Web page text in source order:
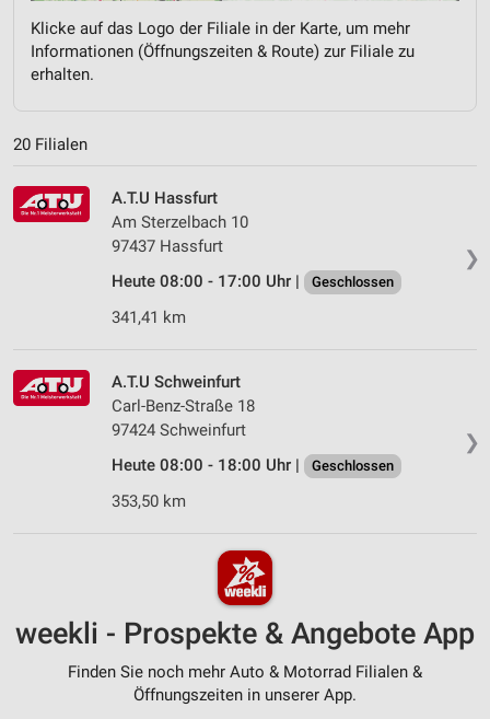
Klicke auf das Logo der Filiale in der Karte, um mehr
Informationen (Öffnungszeiten & Route) zur Filiale zu
erhalten.
20 Filialen
❯
A.T.U Hassfurt
Am Sterzelbach 10
97437 Hassfurt
Heute 08:00 - 17:00 Uhr |
Geschlossen
341,41 km
❯
A.T.U Schweinfurt
Carl-Benz-Straße 18
97424 Schweinfurt
Heute 08:00 - 18:00 Uhr |
Geschlossen
353,50 km
weekli - Prospekte & Angebote App
Finden Sie noch mehr Auto & Motorrad Filialen &
Öffnungszeiten in unserer App.